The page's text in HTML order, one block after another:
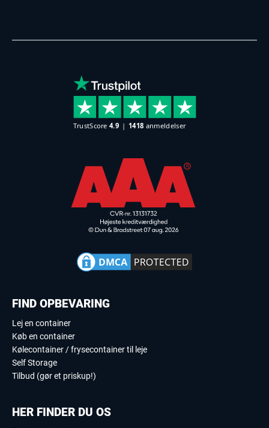
FIND OPBEVARING
Lej en container
Køb en container
Kølecontainer / frysecontainer til leje
Self Storage
Tilbud (gør et priskup!)
HER FINDER DU OS